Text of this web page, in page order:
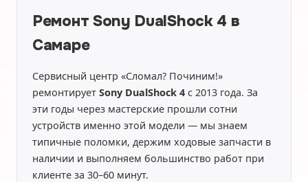
Ремонт Sony DualShock 4 в
Самаре
Сервисный центр «Сломал? Починим!»
ремонтирует Sony DualShock 4 с 2013 года. За
эти годы через мастерские прошли сотни
устройств именно этой модели — мы знаем
типичные поломки, держим ходовые запчасти в
наличии и выполняем большинство работ при
клиенте за 30–60 минут.